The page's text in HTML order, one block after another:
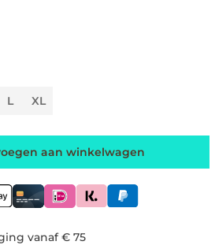
L XL
aan winkelwagen
vanaf € 75